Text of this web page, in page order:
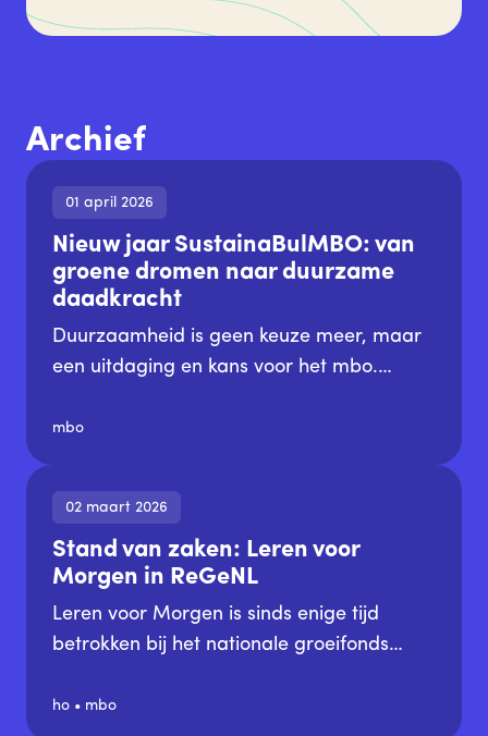
Archief
01 april 2026
Nieuw jaar SustainaBulMBO: van
groene dromen naar duurzame
daadkracht
Duurzaamheid is geen keuze meer, maar
een uitdaging en kans voor het mbo.
waarin ze actief bijdragen aan een
samenleving vraagt om meer dan losse
initiatieven. Het vraagt om een echte
transitie binnen onderwijsinstellingen.
Met het programma voor 2026 zet
SustainaBulMBO hierin de volgende stap.
mbo
02 maart 2026
Stand van zaken: Leren voor
Morgen in ReGeNL
Leren voor Morgen is sinds enige tijd
betrokken bij het nationale groeifonds
een duidelijke ambitie: tot en met 2030
ho • mbo